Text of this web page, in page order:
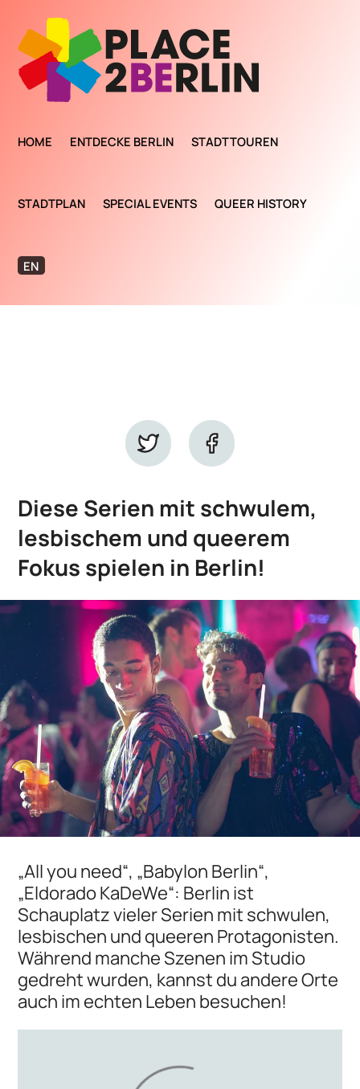
HOME ENTDECKE BERLIN STADTTOUREN
STADTPLAN SPECIAL EVENTS QUEER HISTORY
EN
Diese Serien mit schwulem,
lesbischem und queerem
Fokus spielen in Berlin!
„All you need“, „Babylon Berlin“,
„Eldorado KaDeWe“: Berlin ist
Schauplatz vieler Serien mit schwulen,
lesbischen und queeren Protagonisten.
Während manche Szenen im Studio
gedreht wurden, kannst du andere Orte
auch im echten Leben besuchen!